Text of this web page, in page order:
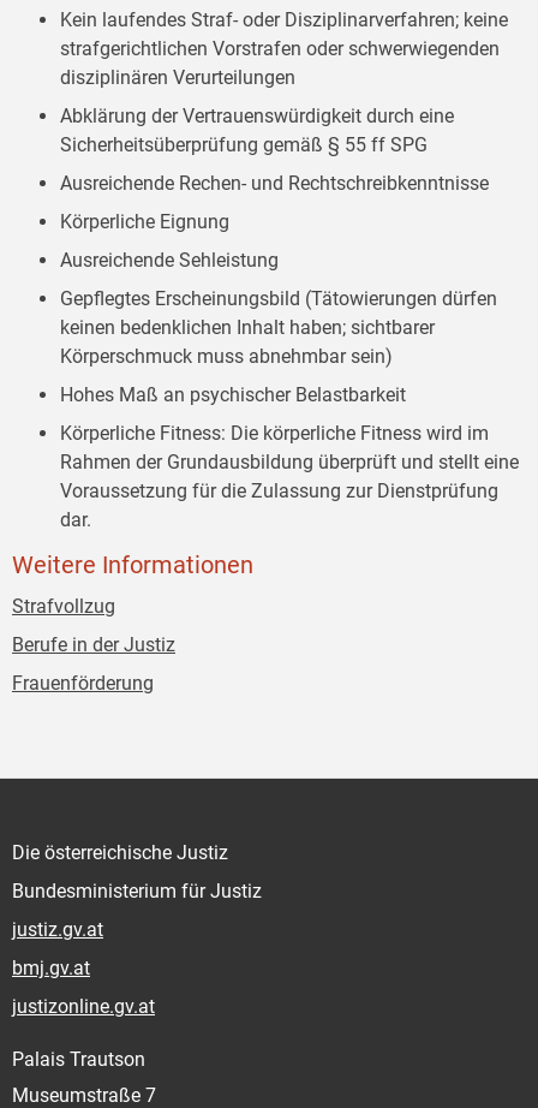
Kein laufendes Straf- oder Disziplinarverfahren; keine
strafgerichtlichen Vorstrafen oder schwerwiegenden
disziplinären Verurteilungen
Abklärung der Vertrauenswürdigkeit durch eine
Sicherheitsüberprüfung gemäß § 55 ff SPG
Ausreichende Rechen- und Rechtschreibkenntnisse
Körperliche Eignung
Ausreichende Sehleistung
Gepflegtes Erscheinungsbild (Tätowierungen dürfen
keinen bedenklichen Inhalt haben; sichtbarer
Körperschmuck muss abnehmbar sein)
Hohes Maß an psychischer Belastbarkeit
Körperliche Fitness: Die körperliche Fitness wird im
Rahmen der Grundausbildung überprüft und stellt eine
Voraussetzung für die Zulassung zur Dienstprüfung
dar.
Weitere Informationen
Strafvollzug
Berufe in der Justiz
Frauenförderung
Die österreichische Justiz
Bundesministerium für Justiz
justiz.gv.at
bmj.gv.at
justizonline.gv.at
Palais Trautson
Museumstraße 7